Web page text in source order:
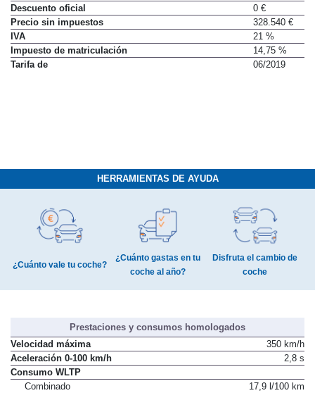
Descuento oficial
0 €
Precio sin impuestos
328.540 €
IVA
21 %
Impuesto de matriculación
14,75 %
Tarifa de
06/2019
HERRAMIENTAS DE AYUDA
¿Cuánto vale tu coche?
¿Cuánto gastas en tu
coche al año?
Disfruta el cambio de
coche
Prestaciones y consumos homologados
Velocidad máxima
350 km/h
Aceleración 0-100 km/h
2,8 s
Consumo WLTP
Combinado
17,9 l/100 km